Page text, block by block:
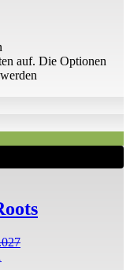
auf. Die Optionen